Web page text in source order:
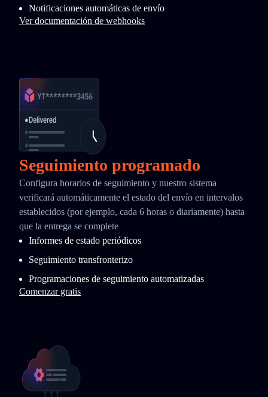
Notificaciones automáticas de envío
Ver documentación de webhooks
Seguimiento programado
Configura horarios de seguimiento y nuestro sistema
verificará automáticamente el estado del envío en intervalos
establecidos (por ejemplo, cada 6 horas o diariamente) hasta
que la entrega se complete
Informes de estado periódicos
Seguimiento transfronterizo
Programaciones de seguimiento automatizadas
Comenzar gratis